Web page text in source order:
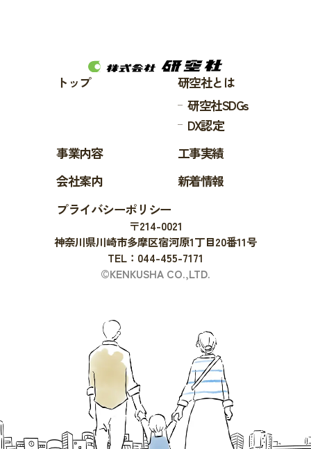
トップ
研空社とは
研空社SDGs
DX認定
事業内容
工事実績
会社案内
新着情報
プライバシーポリシー
〒214-0021
神奈川県川崎市多摩区宿河原1丁目20番11号
TEL：044-455-7171
©KENKUSHA CO.,LTD.